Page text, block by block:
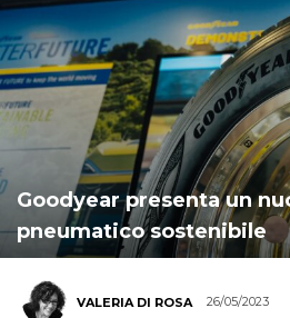
Goodyear presenta un
pneumatico sostenibile
VALERIA DI ROSA 26/05/2023